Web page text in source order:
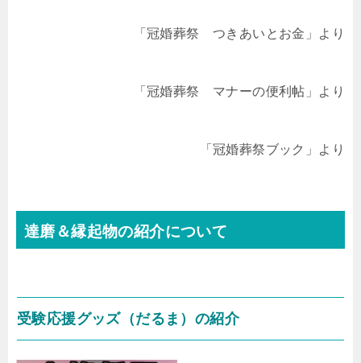
「冠婚葬祭 つきあいとお金」より
「冠婚葬祭 マナーの便利帖」より
「冠婚葬祭ブック」より
達磨＆縁起物の紹介について
受験応援グッズ（だるま）の紹介